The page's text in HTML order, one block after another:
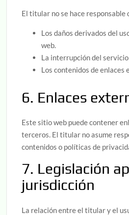
El titular no se hace responsable
Los daños derivados del
web.
La interrupción del
Los contenidos de enlaces
6. Enlaces
Este sitio web puede contener
terceros. El titular no asume
contenidos o políticas de
7. Legislación
jurisdicción
La relación entre el titular y el